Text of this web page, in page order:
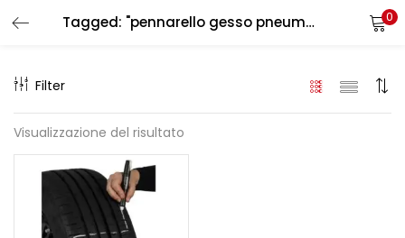
Tagged: "pennarello gesso pneumatici" 0
Filter
Visualizzazione del risultato
LOGIN REGISTER
Enter your username and password to login.
Remember me